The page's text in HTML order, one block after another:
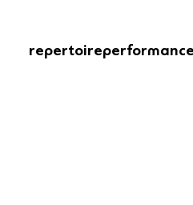
repertoire